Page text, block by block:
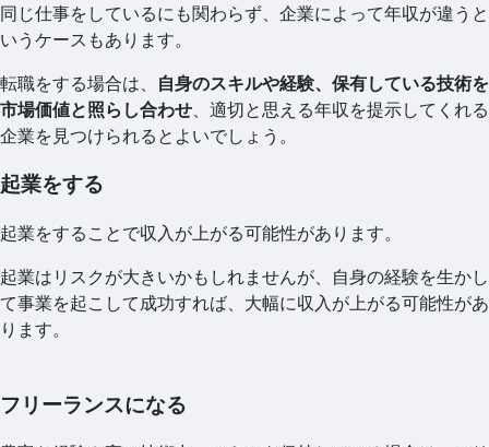
同じ仕事をしているにも関わらず、企業によって年収が違うと
いうケースもあります。
転職をする場合は、
自身のスキルや経験、保有している技術を
市場価値と照らし合わせ 、適切と思える年収を提示してくれる
企業を見つけられるとよいでしょう。
起業をする
起業をすることで収入が上がる可能性があります。
起業はリスクが大きいかもしれませんが、自身の経験を生かし
て事業を起こして成功すれば、大幅に収入が上がる可能性があ
ります。
フリーランスになる